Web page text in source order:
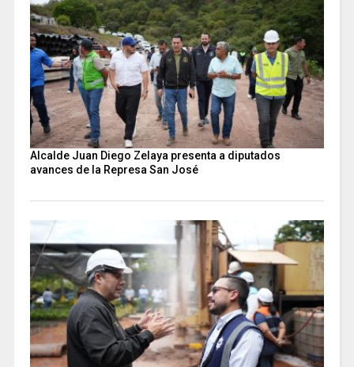
Alcalde Juan Diego Zelaya presenta a diputados
avances de la Represa San José